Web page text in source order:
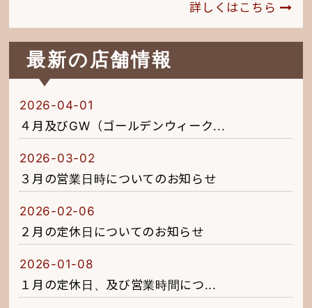
詳しくはこちら
最新の店舗情報
2026-04-01
４月及びGW（ゴールデンウィーク...
2026-03-02
３月の営業日時についてのお知らせ
2026-02-06
２月の定休日についてのお知らせ
2026-01-08
１月の定休日、及び営業時間につ...